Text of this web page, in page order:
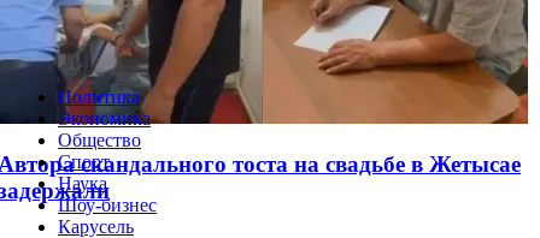
решил одну из самых раздражающих
скандального тоста на свадьбе в Жетысае
Политика
Экономика
Общество
Спорт
Наука
Шоу-бизнес
Карусель